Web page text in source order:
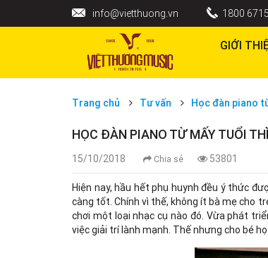
info@vietthuong.vn 1800 6715
GIỚI
Trang chủ Tư vấn Học đàn piano
HỌC ĐÀN PIANO TỪ MẤY TUỔI
15/10/2018 Chia sẻ 53801
Hiện nay, hầu hết phụ huynh đều ý thức
càng tốt. Chính vì thế, không ít bà mẹ cho
chơi một loại nhạc cụ nào đó. Vừa phát
việc giải trí lành mạnh. Thế nhưng cho bé